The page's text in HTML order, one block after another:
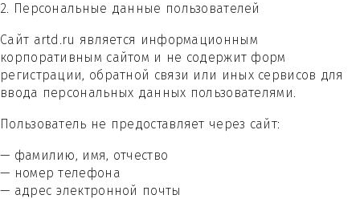
2. Персональные данные пользователей
Сайт artd.ru является информационным
корпоративным сайтом и не содержит форм
регистрации, обратной связи или иных сервисов для
ввода персональных данных пользователями.
Пользователь не предоставляет через сайт:
— фамилию, имя, отчество
— номер телефона
— адрес электронной почты